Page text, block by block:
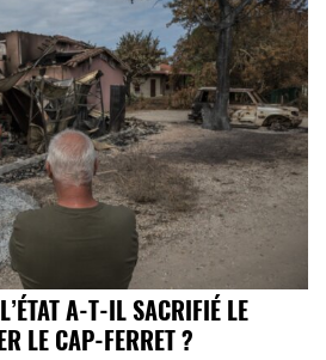
A-T-IL SACRIFIÉ LE
LE CAP-FERRET ?